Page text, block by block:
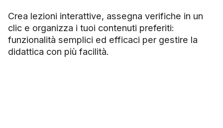
Crea lezioni interattive, assegna verifiche in un
clic e organizza i tuoi contenuti preferiti:
funzionalità semplici ed efficaci per gestire la
didattica con più facilità.